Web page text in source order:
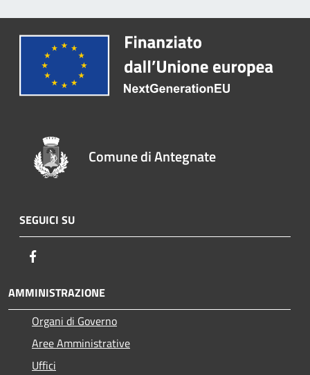
Comune di Antegnate
SEGUICI SU
AMMINISTRAZIONE
Organi di Governo
Aree Amministrative
Uffici